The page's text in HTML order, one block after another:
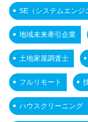
SE（システムエンジ
地域未来牽引企業
土地家屋調査士
フルリモート
ハウスクリーニング